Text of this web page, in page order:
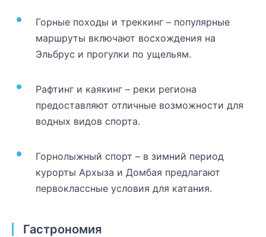
Горные походы и треккинг – популярные
маршруты включают восхождения на
Эльбрус и прогулки по ущельям.
Рафтинг и каякинг – реки региона
предоставляют отличные возможности для
водных видов спорта.
Горнолыжный спорт – в зимний период
курорты Архыза и Домбая предлагают
первоклассные условия для катания.
Гастрономия